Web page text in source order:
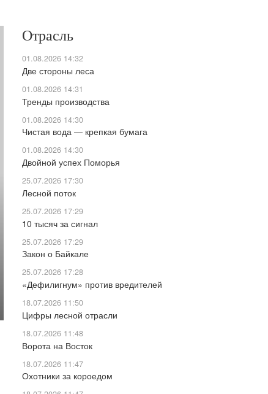
Отрасль
01.08.2026 14:32
Две стороны леса
01.08.2026 14:31
Тренды производства
01.08.2026 14:30
Чистая вода — крепкая бумага
01.08.2026 14:30
Двойной успех Поморья
25.07.2026 17:30
Лесной поток
25.07.2026 17:29
10 тысяч за сигнал
25.07.2026 17:29
Закон о Байкале
25.07.2026 17:28
«Дефилигнум» против вредителей
18.07.2026 11:50
Цифры лесной отрасли
18.07.2026 11:48
Ворота на Восток
18.07.2026 11:47
Охотники за короедом